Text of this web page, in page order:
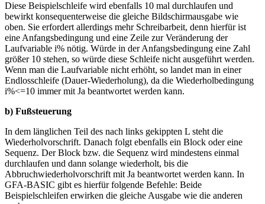
Diese Beispielschleife wird ebenfalls 10 mal durchlaufen und
bewirkt konsequenterweise die gleiche Bildschirmausgabe wie
oben. Sie erfordert allerdings mehr Schreibarbeit, denn hierfür ist
eine Anfangsbedingung und eine Zeile zur Veränderung der
Laufvariable i% nötig. Würde in der Anfangsbedingung eine Zahl
größer 10 stehen, so würde diese Schleife nicht ausgeführt werden.
Wenn man die Laufvariable nicht erhöht, so landet man in einer
Endlosschleife (Dauer-Wiederholung), da die Wiederholbedingung
i%<=10 immer mit Ja beantwortet werden kann.
b) Fußsteuerung
In dem länglichen Teil des nach links gekippten L steht die
Wiederholvorschrift. Danach folgt ebenfalls ein Block oder eine
Sequenz. Der Block bzw. die Sequenz wird mindestens einmal
durchlaufen und dann solange wiederholt, bis die
Abbruchwiederholvorschrift mit Ja beantwortet werden kann. In
GFA-BASIC gibt es hierfür folgende Befehle: Beide
Beispielschleifen erwirken die gleiche Ausgabe wie die anderen